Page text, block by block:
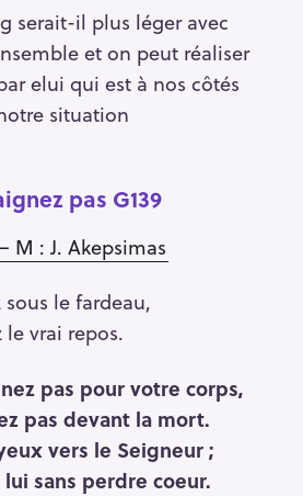
serait-il plus léger avec
et on peut réaliser
elui qui est à nos côtés
situation
pas G139
M : J. Akepsimas
le fardeau,
vrai repos.
pas pour votre corps,
pas devant la mort.
vers le Seigneur ;
lui sans perdre coeur.